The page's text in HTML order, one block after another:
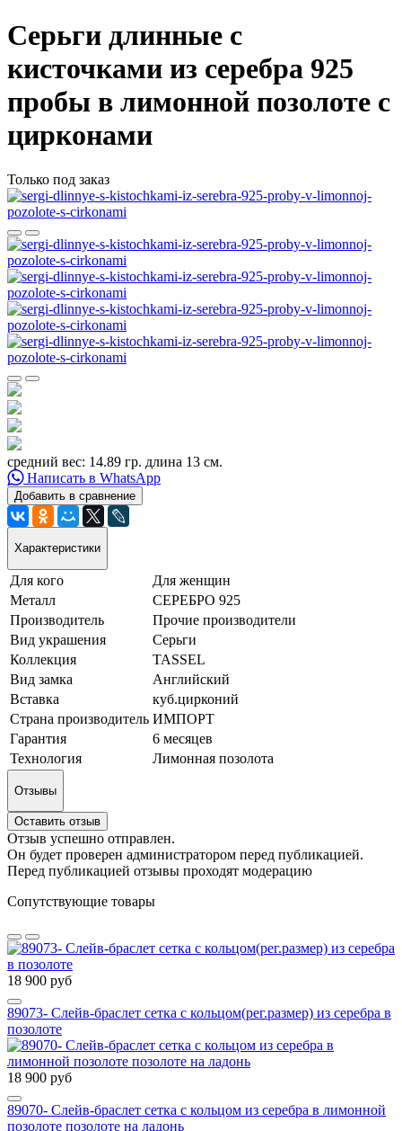
Серьги длинные с
кисточками из серебра 925
пробы в лимонной позолоте с
цирконами
Только под заказ
средний вес: 14.89 гр. длина 13 см.
Написать в WhatsApp
Добавить в сравнение
Характеристики
Для кого
Для женщин
Металл
СЕРЕБРО 925
Производитель
Прочие производители
Вид украшения
Серьги
Коллекция
TASSEL
Вид замка
Английский
Вставка
куб.цирконий
Страна производитель ИМПОРТ
Гарантия
6 месяцев
Технология
Лимонная позолота
Отзывы
Оставить отзыв
Отзыв успешно отправлен.
Он будет проверен администратором перед публикацией.
Перед публикацией отзывы проходят модерацию
Сопутствующие товары
18 900 руб
89073- Слейв-браслет сетка с кольцом(рег.размер) из серебра в
позолоте
18 900 руб
89070- Слейв-браслет сетка с кольцом из серебра в лимонной
позолоте позолоте на ладонь